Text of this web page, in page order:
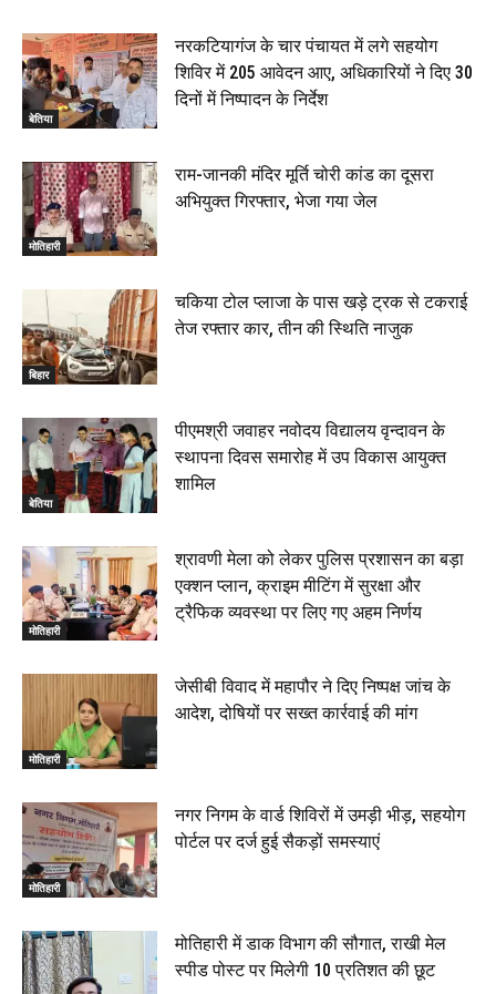
00:33
रक्सौल : सुरक्षा जॉंच को सोना-चांदी दुकानों का एसडीपीओ और
थानाध्यक्ष ने किया निरीक्षण, 19 June 2026
00:58
बेतिया में सगे भाई ने मां के साथ मिलकर की भाई की हत्या, शव
जलाया, दोनों गिरफ्तार, 14 June 2026
00:12
मोतिहारी। NDA सरकार, 12 साल विश्वास के, मीडिया संवाद में
सांसद रधामोहन सिंह, 13 June 2026
02:19
बेतिया
नरकटियागंज के चार पंचायत में लगे सहयोग
शिविर में 205 आवेदन आए, अधिकारियों ने दिए 30
दिनों में निष्पादन के निर्देश
मोतिहारी
राम-जानकी मंदिर मूर्ति चोरी कांड का दूसरा
अभियुक्त गिरफ्तार, भेजा गया जेल
बिहार
चकिया टोल प्लाजा के पास खड़े ट्रक से टकराई
तेज रफ्तार कार, तीन की स्थिति नाजुक
बेतिया
पीएमश्री जवाहर नवोदय विद्यालय वृन्दावन के
स्थापना दिवस समारोह में उप विकास आयुक्त
शामिल
मोतिहारी
श्रावणी मेला को लेकर पुलिस प्रशासन का बड़ा
एक्शन प्लान, क्राइम मीटिंग में सुरक्षा और
ट्रैफिक व्यवस्था पर लिए गए अहम निर्णय
मोतिहारी
जेसीबी विवाद में महापौर ने दिए निष्पक्ष जांच के
आदेश, दोषियों पर सख्त कार्रवाई की मांग
मोतिहारी
नगर निगम के वार्ड शिविरों में उमड़ी भीड़, सहयोग
पोर्टल पर दर्ज हुई सैकड़ों समस्याएं
मोतिहारी में डाक विभाग की सौगात, राखी मेल
स्पीड पोस्ट पर मिलेगी 10 प्रतिशत की छूट